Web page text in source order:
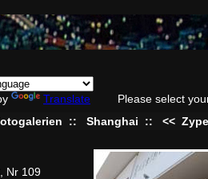
Translate
Please select
:: Shanghai :: <<
Nr 109